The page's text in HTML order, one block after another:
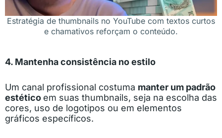
Estratégia de thumbnails no YouTube com textos curtos
e chamativos reforçam o conteúdo.
4. Mantenha consistência no estilo
Um canal profissional costuma manter um padrão
estético em suas thumbnails, seja na escolha das
cores, uso de logotipos ou em elementos
gráficos específicos.